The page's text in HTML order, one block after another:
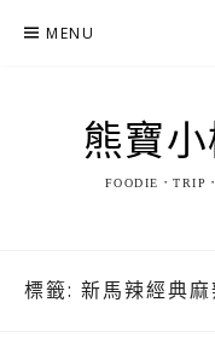
MENU
熊寶
FOODIE．TRIP
標籤: 新馬辣經典麻